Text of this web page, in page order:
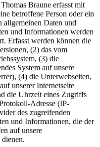
Braune erfasst mit
betroffene Person oder ein
allgemeinen Daten und
und Informationen werden
Erfasst werden können die
(2) das vom
(3) die
System auf unsere
(4) die Unterwebseiten,
unserer Internetseite
die Uhrzeit eines Zugriffs
Adresse (IP-
des zugreifenden
und Informationen, die der
auf unsere